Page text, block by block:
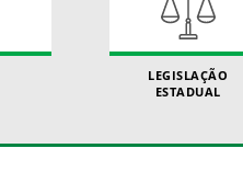
LEGISLAÇÃO
ESTADUAL